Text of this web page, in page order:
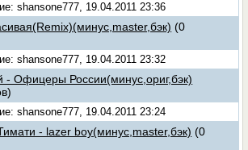
shansone777, 19.04.2011 23:36
(0
shansone777, 19.04.2011 23:32
- Офицеры России(минус,ориг,бэк)
shansone777, 19.04.2011 23:24
- lazer boy(минус,master,бэк) (0